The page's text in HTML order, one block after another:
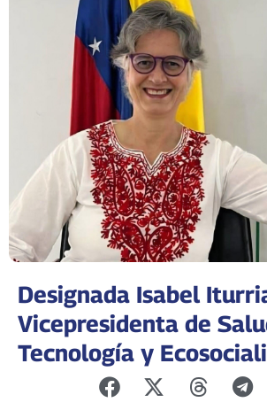
Designada Isabel
Vicepresidenta de
Tecnología y